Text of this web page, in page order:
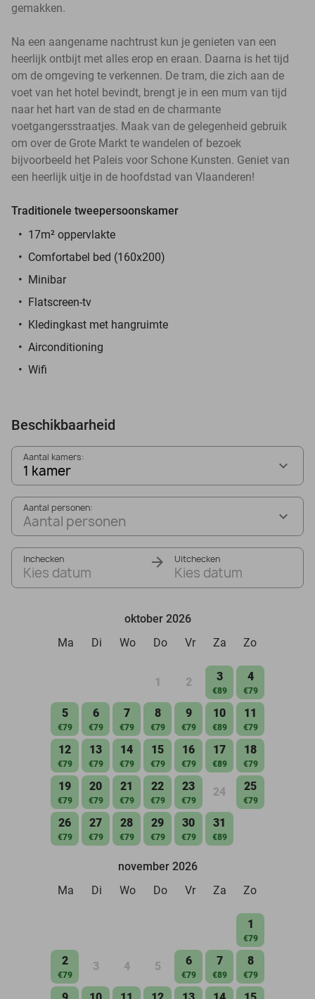
gemakken.
Na een aangename nachtrust kun je genieten van een
heerlijk ontbijt met alles erop en eraan. Daarna is het tijd
om de omgeving te verkennen. De tram, die zich aan de
voet van het hotel bevindt, brengt je in een mum van tijd
naar het hart van de stad en de charmante
voetgangersstraatjes. Maak van de gelegenheid gebruik
om over de Grote Markt te wandelen of bezoek
bijvoorbeeld het Paleis voor Schone Kunsten. Geniet van
een heerlijk uitje in de hoofdstad van Vlaanderen!
Traditionele tweepersoonskamer
17m² oppervlakte
Comfortabel bed (160x200)
Minibar
Flatscreen-tv
Kledingkast met hangruimte
Airconditioning
Wifi
Beschikbaarheid
Aantal kamers:
1 kamer
Aantal personen:
Aantal personen
Inchecken
Kies datum
Uitchecken
Kies datum
oktober 2026
Ma
Di Wo Do Vr Za Zo
1 2 3
€89
4
€79
5
€79
6
€79
7
€79
8
€79
9
€79
10
€89
11
€79
12
€79
13
€79
14
€79
15
€79
16
€79
17
€89
18
€79
19
€79
20
€79
21
€79
22
€79
23
€79
24 25
€79
26
€79
27
€79
28
€79
29
€79
30
€79
31
€89
november 2026
Ma
Di Wo Do Vr Za Zo
1
€79
2
€79
3 4 5 6
€79
7
€89
8
€79